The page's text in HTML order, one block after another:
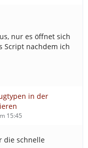
nur es öffnet sich
Script nachdem ich
in der
15:45
die schnelle